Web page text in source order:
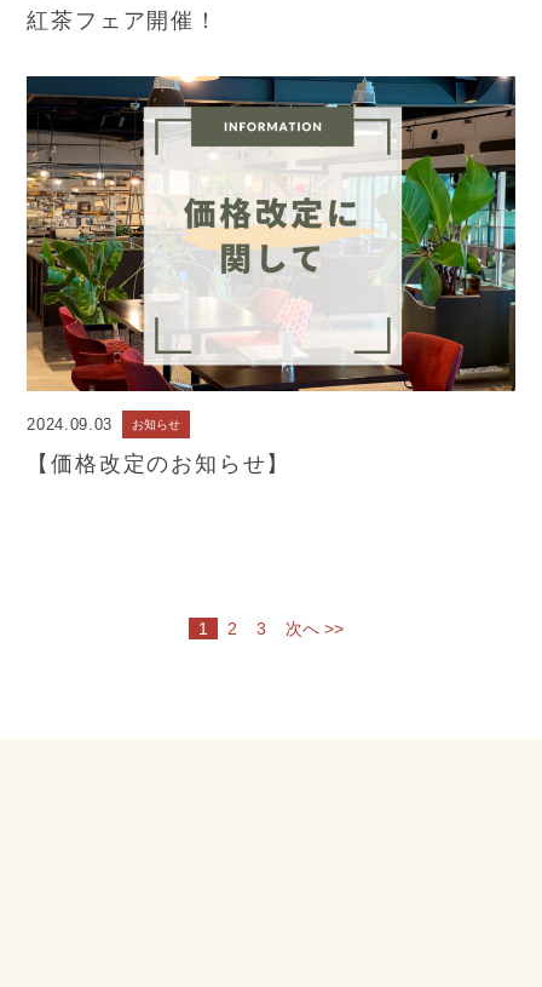
紅茶フェア開催！
2024.09.03 お知らせ
【価格改定のお知らせ】
1 2 3 次へ >>